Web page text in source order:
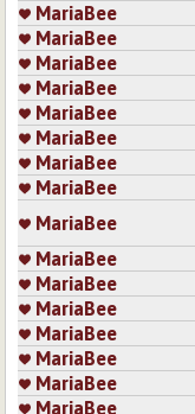
MariaBee
MariaBee
MariaBee
MariaBee
MariaBee
MariaBee
MariaBee
MariaBee
MariaBee
MariaBee
MariaBee
MariaBee
MariaBee
MariaBee
MariaBee
MariaBee